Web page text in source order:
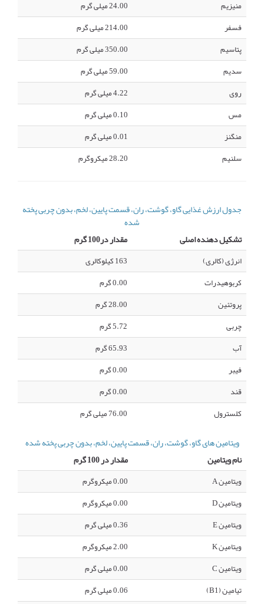
جدول ارزش غذایی گاو، گوشت، ران، قسمت پایین، لخم، بدون چربی پخته
شده
تشکیل دهنده اصلی
مقدار در100 گرم
انرژی (کالری)
163 کیلوکالری
کربوهیدرات
0.00 گرم
پروتئین
28.00 گرم
چربی
5.72 گرم
آب
65.93 گرم
فیبر
0.00 گرم
قند
0.00 گرم
کلسترول
76.00 میلی گرم
ویتامین های گاو، گوشت، ران، قسمت پایین، لخم، بدون چربی پخته شده
نام ویتامین
مقدار در 100 گرم
ویتامین A
0.00 میکروگرم
ویتامین D
0.00 میکروگرم
ویتامین E
0.36 میلی گرم
ویتامین K
2.00 میکروگرم
ویتامین C
0.00 میلی گرم
تیامین (B1)
0.06 میلی گرم
منیزیم
24.00 میلی گرم
فسفر
214.00 میلی گرم
پتاسیم
350.00 میلی گرم
سدیم
59.00 میلی گرم
روی
4.22 میلی گرم
مس
0.10 میلی گرم
منگنز
0.01 میلی گرم
سلنیم
28.20 میکروگرم